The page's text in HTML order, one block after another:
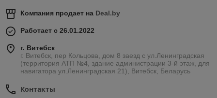
Компания продает на Deal.by
Работает с 26.01.2022
г. Витебск
г. Витебск, пер Кольцова, дом 8 заезд с ул.Ленинградская
(территория АТП №4, здание администрации 3-й этаж, для
навигатора ул.Ленинградская 21), Витебск, Беларусь
Контакты